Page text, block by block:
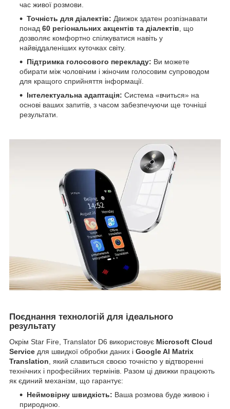
час живої розмови.
Точність для діалектів: Движок здатен розпізнавати
понад 60 регіональних акцентів та діалектів, що
дозволяє комфортно спілкуватися навіть у
найвіддаленіших куточках світу.
Підтримка голосового перекладу: Ви можете
обирати між чоловічим і жіночим голосовим супроводом
для кращого сприйняття інформації.
Інтелектуальна адаптація: Система «вчиться» на
основі ваших запитів, з часом забезпечуючи ще точніші
результати.
Поєднання технологій для ідеального
результату
Окрім Star Fire, Translator D6 використовує Microsoft Cloud
Service для швидкої обробки даних і Google AI Matrix
Translation , який славиться своєю точністю у відтворенні
технічних і професійних термінів. Разом ці движки працюють
як єдиний механізм, що гарантує:
Неймовірну швидкість: Ваша розмова буде живою і
природною.